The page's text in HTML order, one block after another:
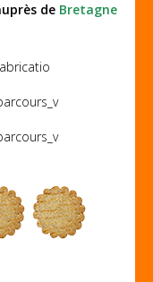
de Bretagne